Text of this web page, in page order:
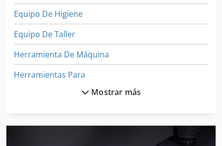
Equipo De Higiene
Equipo De Taller
Herramienta De Máquina
Herramientas Para
Mostrar más